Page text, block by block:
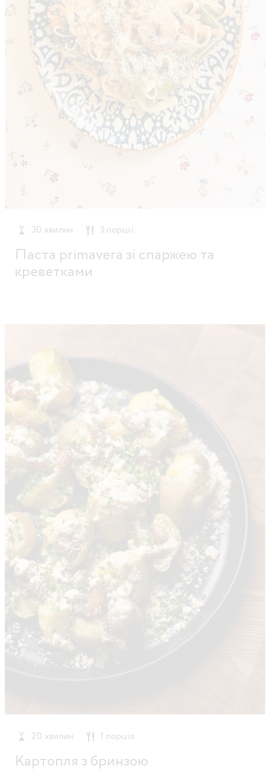
30 хвилин 3 порції
Паста primavera зі спаржею та
креветками
20 хвилин 1 порція
Картопля з бринзою